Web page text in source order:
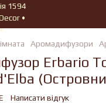
Аромадифузори
Erbario
Написати відгук